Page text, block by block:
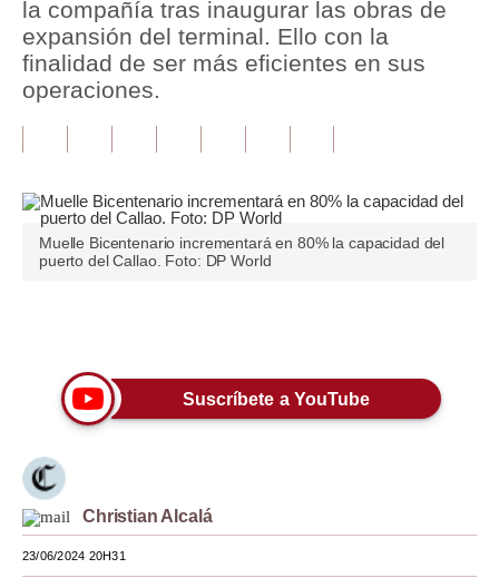
Inmobiliarias
Plus G
Pregunta de hoy
Blogs
Viajes
Moda
Estilos
Mundo
EEUU
la compañía tras inaugurar las obras de
expansión del terminal. Ello con la
finalidad de ser más eficientes en sus
operaciones.
Muelle Bicentenario incrementará en 80% la capacidad del
puerto del Callao. Foto: DP World
Suscríbete a YouTube
Christian Alcalá
23/06/2024 20H31